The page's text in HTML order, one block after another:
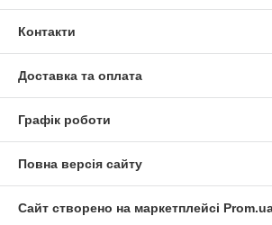
Контакти
Доставка та оплата
Графік роботи
Повна версія сайту
Сайт створено на маркетплейсі